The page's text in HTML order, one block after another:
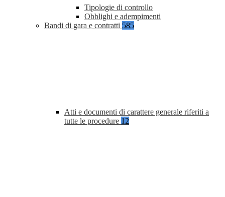
Tipologie di controllo
Obblighi e adempimenti
Bandi di gara e contratti 585
Atti e documenti di carattere generale riferiti a
tutte le procedure 12